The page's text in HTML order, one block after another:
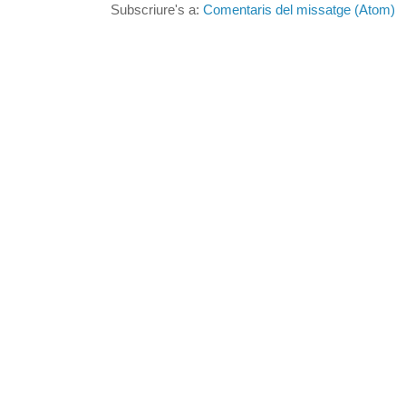
Subscriure's a: Comentaris del missatge (Atom)